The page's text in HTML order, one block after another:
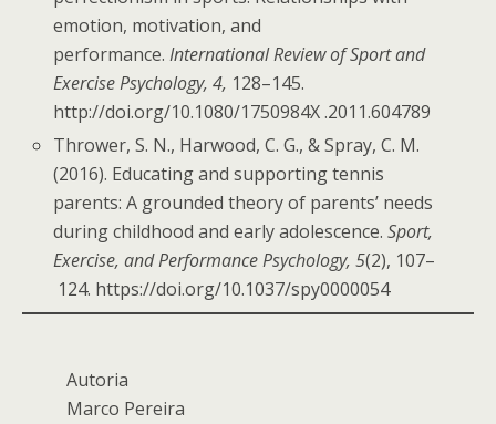
emotion, motivation, and
performance.International Review of Sport and
Exercise Psychology, 4, 128–145.
http://doi.org/10.1080/1750984X .2011.604789
Thrower, S. N., Harwood, C. G., & Spray, C. M.
(2016). Educating and supporting tennis
parents: A grounded theory of parents’ needs
during childhood and early adolescence.Sport,
Exercise, and Performance Psychology, 5(2), 107–
124. https://doi.org/10.1037/spy0000054
Autoria
Marco Pereira